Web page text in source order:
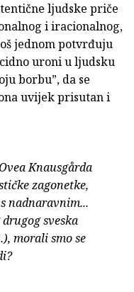
ljudske priče
i iracionalnog,
jednom potvrđuju
uroni u ljudsku
borbu”, da se
uvijek prisutan i
Knausgårda
zagonetke,
nadnaravnim...
sveska
morali smo se